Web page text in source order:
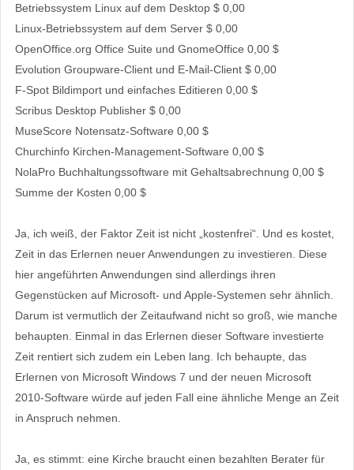
Betriebssystem Linux auf dem Desktop $ 0,00
Linux-Betriebssystem auf dem Server $ 0,00
OpenOffice.org Office Suite und GnomeOffice 0,00 $
Evolution Groupware-Client und E-Mail-Client $ 0,00
F-Spot Bildimport und einfaches Editieren 0,00 $
Scribus Desktop Publisher $ 0,00
MuseScore Notensatz-Software 0,00 $
Churchinfo Kirchen-Management-Software 0,00 $
NolaPro Buchhaltungssoftware mit Gehaltsabrechnung 0,00 $
Summe der Kosten 0,00 $
Ja, ich weiß, der Faktor Zeit ist nicht „kostenfrei“. Und es kostet,
Zeit in das Erlernen neuer Anwendungen zu investieren. Diese
hier angeführten Anwendungen sind allerdings ihren
Gegenstücken auf Microsoft- und Apple-Systemen sehr ähnlich.
Darum ist vermutlich der Zeitaufwand nicht so groß, wie manche
behaupten. Einmal in das Erlernen dieser Software investierte
Zeit rentiert sich zudem ein Leben lang. Ich behaupte, das
Erlernen von Microsoft Windows 7 und der neuen Microsoft
2010-Software würde auf jeden Fall eine ähnliche Menge an Zeit
in Anspruch nehmen.
Ja, es stimmt: eine Kirche braucht einen bezahlten Berater für